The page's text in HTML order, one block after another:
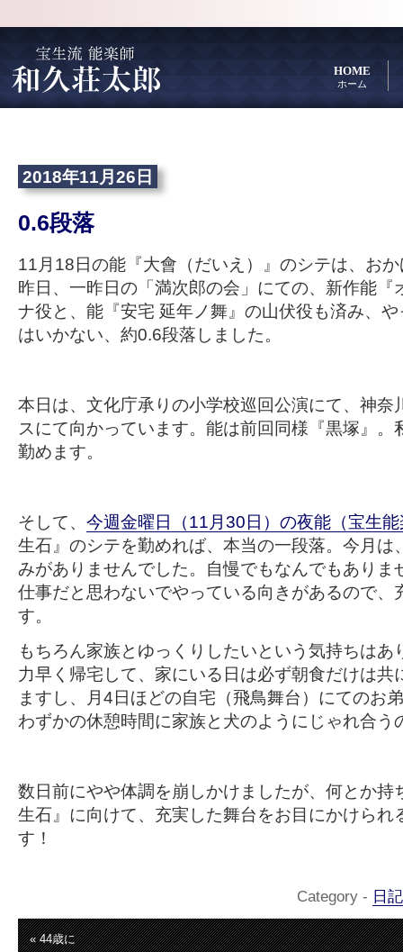
HOME
ホーム
2018年11月26日
0.6段落
11月18日の能『大會（だいえ）』のシテは、お
昨日、一昨日の「満次郎の会」にての、新作能『
ナ役と、能『安宅 延年ノ舞』の山伏役も済み、
はいかない、約0.6段落しました。
本日は、文化庁承りの小学校巡回公演にて、神奈
スにて向かっています。能は前回同様『黒塚』。
勤めます。
そして、 今週金曜日（11月30日）の夜能（宝生
生石』のシテを勤めれば、本当の一段落。今月は
みがありませんでした。自慢でもなんでもありま
仕事だと思わないでやっている向きがあるので、
す。
もちろん家族とゆっくりしたいという気持ちはあ
力早く帰宅して、家にいる日は必ず朝食だけは共
ますし、月4日ほどの自宅（飛鳥舞台）にてのお
わずかの休憩時間に家族と犬のようにじゃれ合う
数日前にやや体調を崩しかけましたが、何とか持
生石』に向けて、充実した舞台をお目にかけられ
す！
Category - 日記
« 44歳に